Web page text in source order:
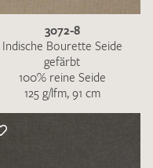
3072-8
Indische Bourette Seide
gefärbt
100% reine Seide
125 g/lfm, 91 cm